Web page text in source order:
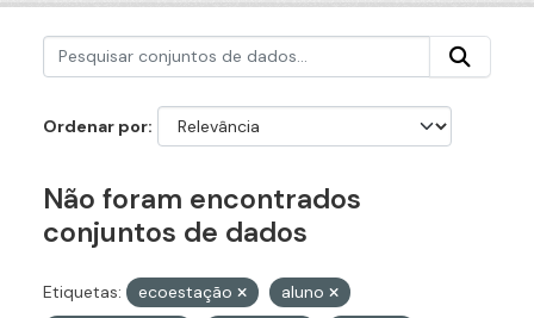
Ordenar por
Não foram encontrados
conjuntos de dados
Etiquetas: ecoestação
aluno